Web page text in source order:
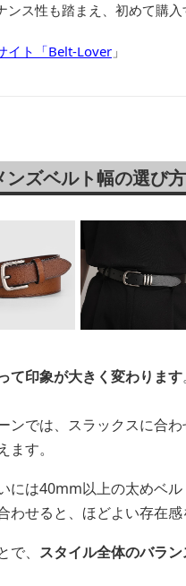
ス性も踏まえ、初めて購
イト「Belt-Lover 」
ンズベルト幅の選び方
て印象が大きく変わります。
ンでは、スラックスに合
す。
には40mm以上の太めベル
わせると、ほどよい存在感
、 スタイル全体のバラ